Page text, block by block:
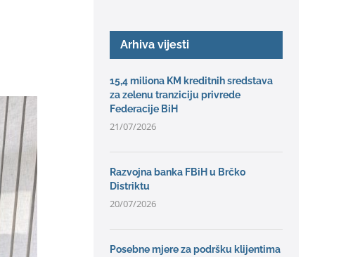
Arhiva vijesti
15,4 miliona KM kreditnih sredstava
za zelenu tranziciju privrede
Federacije BiH
21/07/2026
Razvojna banka FBiH u Brčko
Distriktu
20/07/2026
Posebne mjere za podršku klijentima